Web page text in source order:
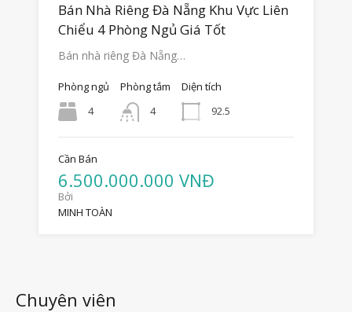
Bán Nhà Riêng Đà Nẵng Khu Vực Liên
Chiểu 4 Phòng Ngủ Giá Tốt
Bán nhà riêng Đà Nẵng…
Phòng ngủ
4
Phòng tắm
4
Diện tích
92.5
Cần Bán
6.500.000.000 VNĐ
Bởi
MINH TOÀN
Chuyên viên